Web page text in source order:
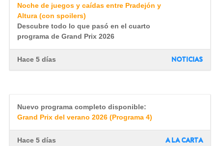
Noche de juegos y caídas entre Pradejón y
Altura (con spoilers)
Descubre todo lo que pasó en el cuarto
programa de Grand Prix 2026
Hace 5 días NOTICIAS
Nuevo programa completo disponible:
Grand Prix del verano 2026 (Programa 4)
Hace 5 días A LA CARTA